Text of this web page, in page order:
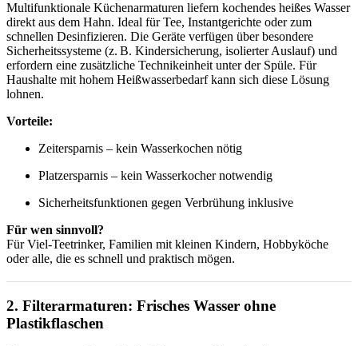
Multifunktionale Küchenarmaturen liefern kochendes heißes Wasser
direkt aus dem Hahn. Ideal für Tee, Instantgerichte oder zum
schnellen Desinfizieren. Die Geräte verfügen über besondere
Sicherheitssysteme (z. B. Kindersicherung, isolierter Auslauf) und
erfordern eine zusätzliche Technikeinheit unter der Spüle. Für
Haushalte mit hohem Heißwasserbedarf kann sich diese Lösung
lohnen.
Vorteile:
Zeitersparnis – kein Wasserkochen nötig
Platzersparnis – kein Wasserkocher notwendig
Sicherheitsfunktionen gegen Verbrühung inklusive
Für wen sinnvoll?
Für Viel-Teetrinker, Familien mit kleinen Kindern, Hobbyköche
oder alle, die es schnell und praktisch mögen.
2. Filterarmaturen: Frisches Wasser ohne
Plastikflaschen